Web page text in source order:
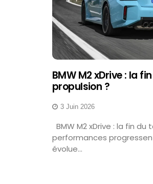
BMW M2 xDrive : la
propulsion ?
3 Juin 2026
BMW M2 xDrive : la fin
performances
évolue...